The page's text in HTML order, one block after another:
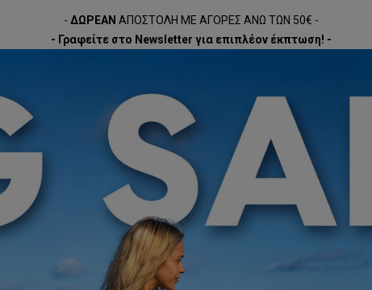
- ΔΩΡΕΑΝ ΑΠΟΣΤΟΛΗ ΜΕ ΑΓΟΡΕΣ ΑΝΩ ΤΩΝ 50€ -
- Γραφείτε στο Newsletter για επιπλέον έκπτωση! -